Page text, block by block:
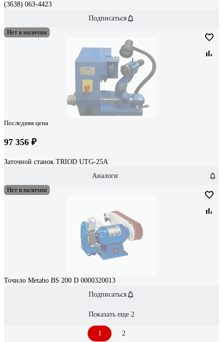
(3638) 063-4423
Подписаться
Нет в наличии
Последняя цена
97 356 ₽
Заточной станок TRIOD UTG-25A
Аналоги
Нет в наличии
Точило Metabo BS 200 D 0000320013
Подписаться
Показать еще 2
1
2